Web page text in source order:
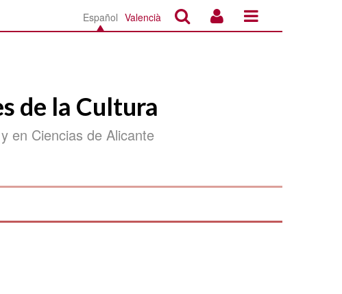
Español Valencià
de la Cultura
en Ciencias de Alicante